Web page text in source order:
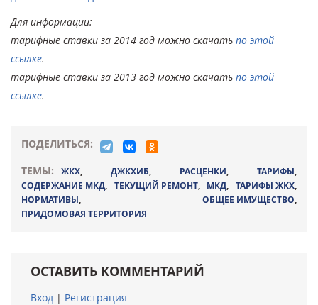
Для информации:
тарифные ставки за 2014 год можно скачать по этой
ссылке.
тарифные ставки за 2013 год можно скачать по этой
ссылке.
ПОДЕЛИТЬСЯ:
ТЕМЫ:
ЖКХ, ДЖКХИБ, РАСЦЕНКИ, ТАРИФЫ,
СОДЕРЖАНИЕ МКД, ТЕКУЩИЙ РЕМОНТ, МКД,ТАРИФЫ ЖКХ,
НОРМАТИВЫ, ОБЩЕЕ ИМУЩЕСТВО,
ПРИДОМОВАЯ ТЕРРИТОРИЯ
ОСТАВИТЬ КОММЕНТАРИЙ
Вход | Регистрация